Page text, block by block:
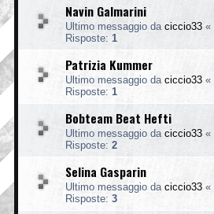
Navin Galmarini
Ultimo messaggio da ciccio33 «
Risposte: 1
Patrizia Kummer
Ultimo messaggio da ciccio33 «
Risposte: 1
Bobteam Beat Hefti
Ultimo messaggio da ciccio33 «
Risposte: 2
Selina Gasparin
Ultimo messaggio da ciccio33 «
Risposte: 3